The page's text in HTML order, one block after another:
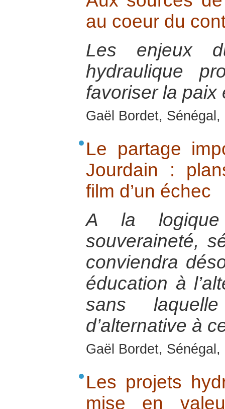
au coeur du
Les enjeux
hydraulique
favoriser la paix
Gaël Bordet,
Le partage
Jourdain :
film d’un échec
A la
souveraineté,
conviendra
éducation à
sans
d’alternative à
Gaël Bordet,
Les projets
mise en